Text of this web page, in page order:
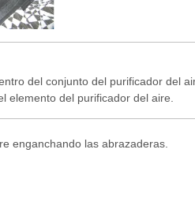
del conjunto del purificador del
elemento del purificador del aire.
enganchando las abrazaderas.